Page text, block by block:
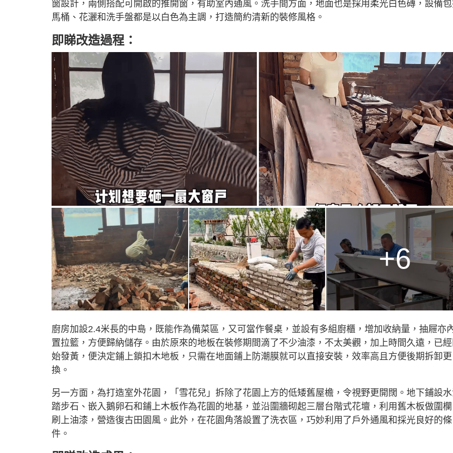
窗設計，兩側搭配可開啟的推開窗，有助室內通風。洗手間方面，地面也是採用柔光白色磚，設備
馬桶、花灑和洗手盤都是以白色為主調，打造簡約清新的裝修風格。
即睇改造過程：
+6
廚房加設2.4米長的中島，既能作為備菜區，又可當作餐桌，並設有多組廚櫃，增加收納量，抽屜亦
置拉籃，方便歸納儲存。由於原來的地板在裝修期間滴了不少油漆，不太美觀，加上時間久遠，已
始發黃，便決定鋪上鎖扣木地板，只需在地面鋪上防潮膜就可以直接安裝，效率高且方便後期拆卸更
換。
另一方面，為打造室外花園，「雪花兒」拆除了花園上方的低矮舊屋檐，令視野更開闊。地下鋪設
踏步石、嵌入鵝卵石和鋪上木板作為花園的地基，並沿圍牆砌起三層台階式花壇，利用舊木板做圍
刷上油漆，營造復古田園風。此外，在花園角落設置了洗衣區，巧妙利用了戶外通風和採光良好的條
件。